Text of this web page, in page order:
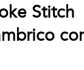
Stitch